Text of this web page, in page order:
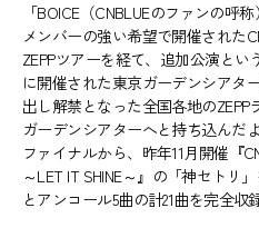
「BOICE（CNBLUEのファンの呼
メンバーの強い希望で開催された
ZEPPツアーを経て、追加公演とい
に開催された東京ガーデンシアタ
出し解禁となった全国各地の
ガーデンシアターへと持ち込んだ
ファイナルから、昨年11月開催『
～LET IT SHINE～』の「神セトリ
とアンコール5曲の計21曲を完全収録